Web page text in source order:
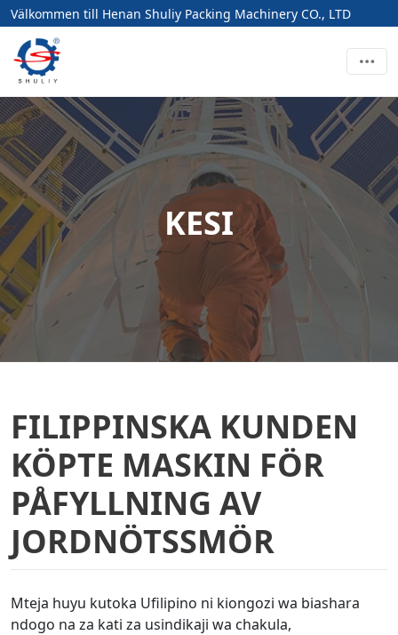
Välkommen till Henan Shuliy Packing Machinery CO., LTD
KESI
FILIPPINSKA KUNDEN
KÖPTE MASKIN FÖR
PÅFYLLNING AV
JORDNÖTSSMÖR
Mteja huyu kutoka Ufilipino ni kiongozi wa biashara
ndogo na za kati za usindikaji wa chakula,